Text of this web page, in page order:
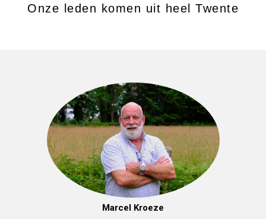
Onze leden komen uit heel Twente
Marcel Kroeze